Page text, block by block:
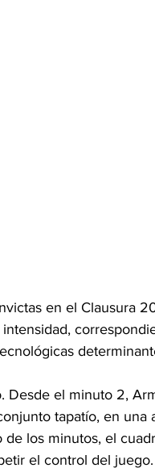
en el Clausura
el minuto 2,
tapatío, en una
los minutos, el
el control del juego.